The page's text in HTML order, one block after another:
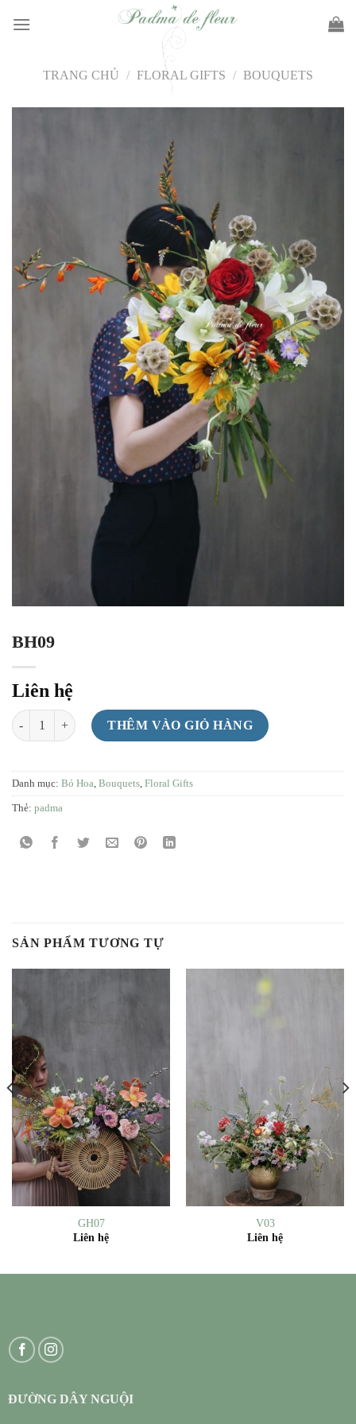
TRANG CHỦ
/ FLORAL GIFTS / BOUQUETS
BH09
Liên hệ
BH09 số lượng
THÊM VÀO GIỎ HÀNG
Danh mục: Bó Hoa Bouquets Floral Gifts
Thẻ: padma
SẢN PHẨM TƯƠNG TỰ
GH07
Liên hệ
V03
Liên hệ
ĐƯỜNG DÂY NGUỘI